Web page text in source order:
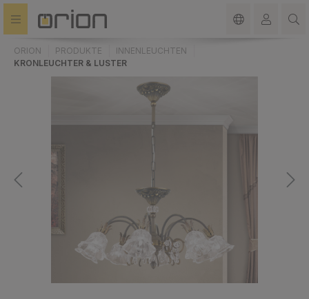
springen
ORION PRODUKTE
INNENLEUCHTEN
KRONLEUCHTER & LUSTER